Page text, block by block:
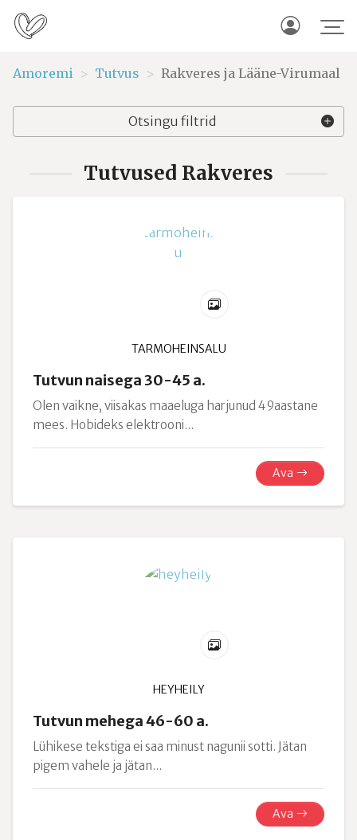
Amoremi Tutvus Rakveres ja Lääne-Virumaal
Otsingu filtrid
Tutvused Rakveres
TARMOHEINSALU
Tutvun naisega 30-45 a.
Olen vaikne, viisakas maaeluga harjunud 49aastane
mees. Hobideks elektrooni...
Ava
HEYHEILY
Tutvun mehega 46-60 a.
Lühikese tekstiga ei saa minust nagunii sotti. Jätan
pigem vahele ja jätan...
Ava